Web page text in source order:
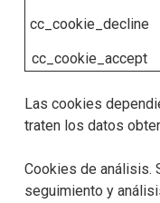
cc_cookie_decline
cc_cookie_accept
Las cookies
traten los datos
Cookies de análisis.
seguimiento y